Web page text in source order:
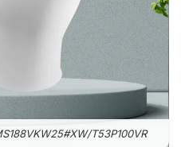
T53P100VR